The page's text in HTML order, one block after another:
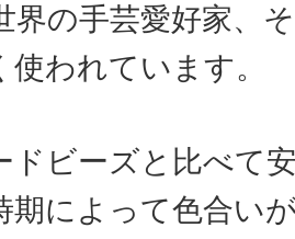
界の手芸愛好家、
われています。
ドビーズと比べて
期によって色合い